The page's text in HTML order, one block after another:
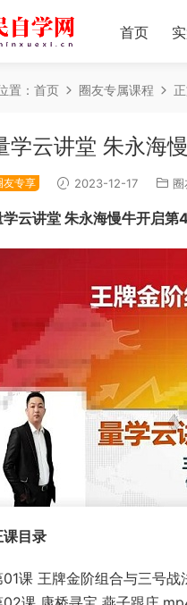
首页
置： 首页 圈友专属课程
学云讲堂 朱永海
友专享 2023-12-17
学云讲堂 朱永海慢牛开启
课目录
01课 王牌金阶组合与三号战